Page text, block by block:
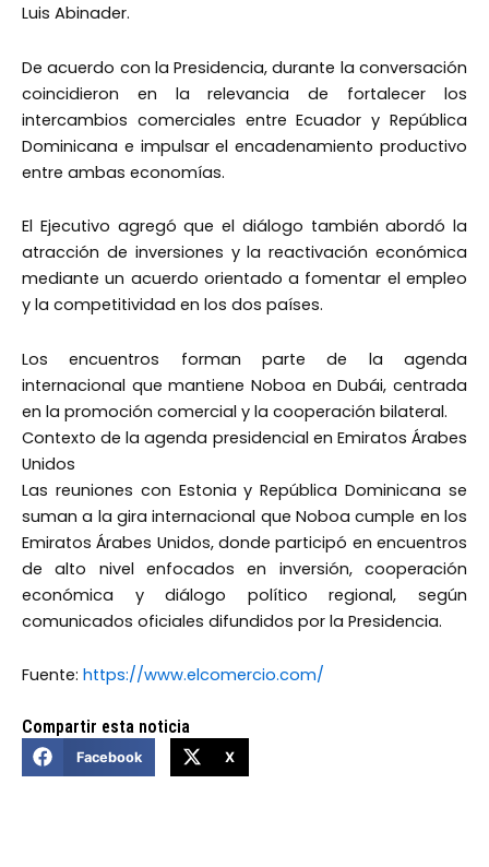
Luis Abinader.
De acuerdo con la Presidencia, durante la conversación
coincidieron en la relevancia de fortalecer los
intercambios comerciales entre Ecuador y República
Dominicana e impulsar el encadenamiento productivo
entre ambas economías.
El Ejecutivo agregó que el diálogo también abordó la
atracción de inversiones y la reactivación económica
mediante un acuerdo orientado a fomentar el empleo
y la competitividad en los dos países.
Los encuentros forman parte de la agenda
internacional que mantiene Noboa en Dubái, centrada
en la promoción comercial y la cooperación bilateral.
Contexto de la agenda presidencial en Emiratos Árabes
Unidos
Las reuniones con Estonia y República Dominicana se
suman a la gira internacional que Noboa cumple en los
Emiratos Árabes Unidos, donde participó en encuentros
de alto nivel enfocados en inversión, cooperación
económica y diálogo político regional, según
comunicados oficiales difundidos por la Presidencia.
Fuente: https://www.elcomercio.com/
Compartir esta noticia
Facebook X